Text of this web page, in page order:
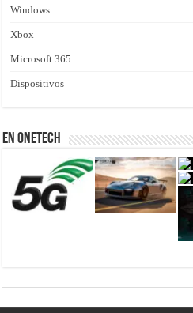
Windows
Xbox
Microsoft 365
Dispositivos
En Onetech